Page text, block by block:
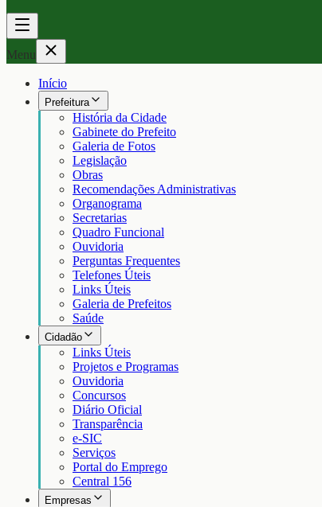
Menu
Início
Prefeitura
História da Cidade
Gabinete do Prefeito
Galeria de Fotos
Legislação
Obras
Recomendações Administrativas
Organograma
Secretarias
Quadro Funcional
Ouvidoria
Perguntas Frequentes
Telefones Úteis
Links Úteis
Galeria de Prefeitos
Saúde
Cidadão
Links Úteis
Projetos e Programas
Ouvidoria
Concursos
Diário Oficial
Transparência
e-SIC
Serviços
Portal do Emprego
Central 156
Empresas